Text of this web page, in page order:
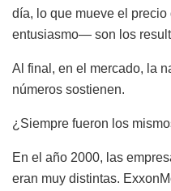
día, lo que mueve el
entusiasmo— son los
Al final, en el mercado, la
números sostienen.
¿Siempre fueron los
En el año 2000, las
eran muy distintas.